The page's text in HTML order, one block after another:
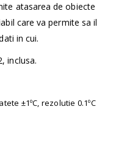
atasarea de obiecte
care va permite sa il
in cui.
inclusa.
±1ºC, rezolutie 0.1ºC